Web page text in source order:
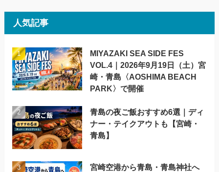
人気記事
MIYAZAKI SEA SIDE FES
VOL.4｜2026年9月19日（土）宮
崎・青島〈AOSHIMA BEACH
PARK〉で開催
青島の夜ご飯おすすめ6選｜ディ
ナー・テイクアウトも【宮崎・
青島】
宮崎空港から青島・青島神社へ